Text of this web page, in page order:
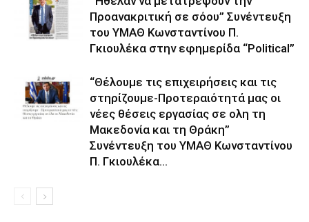
Προανακριτική σε σόου” Συνέντευξη
του ΥΜΑΘ Κωνσταντίνου Π.
Γκιουλέκα στην εφημερίδα “Political”
“Θέλουμε τις επιχειρήσεις και τις
στηρίζουμε-Προτεραιότητά μας οι
νέες θέσεις εργασίας σε ολη τη
Μακεδονία και τη Θράκη”
Συνέντευξη του ΥΜΑΘ Κωνσταντίνου
Π. Γκιουλέκα...